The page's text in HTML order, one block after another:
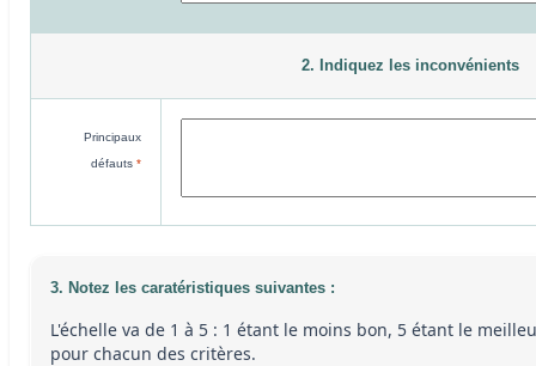
2. Indiquez les inconvénients
Principaux
défauts *
3. Notez les caratéristiques suivantes :
L'échelle va de 1 à 5 : 1 étant le moins bon, 5 étant le
pour chacun des critères.